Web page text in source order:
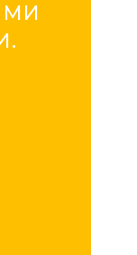
МИ